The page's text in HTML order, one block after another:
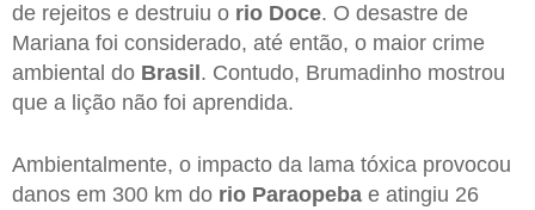
de rejeitos e destruiu o rio Doce. O desastre de
Mariana foi considerado, até então, o maior crime
ambiental do Brasil . Contudo, Brumadinho mostrou
que a lição não foi aprendida.
Ambientalmente, o impacto da lama tóxica provocou
danos em 300 km do rio Paraopeba e atingiu 26